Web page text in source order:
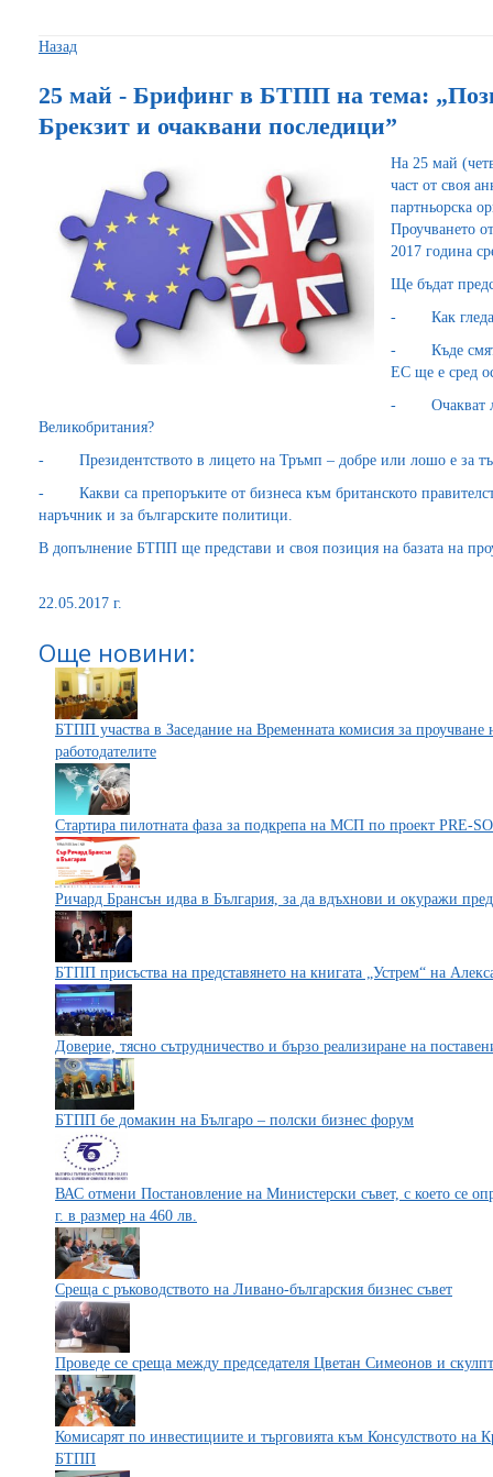
Назад
25 май - Брифинг в БТПП на тема:
Брекзит и очаквани последици”
На 25 май
част от своя
партньорска
Проучването
2017 година
Ще бъдат
- Как гледат
- Къде смятат
ЕС ще е сред
- Очакват ли
Великобритания?
- Президентството в лицето на Тръмп – добре или лошо е за
- Какви са препоръките от бизнеса към британското
наръчник и за българските политици.
В допълнение БТПП ще представи и своя позиция на базата на
22.05.2017 г.
Още новини:
БТПП участва в Заседание на Временната комисия за проучване
работодателите
Стартира пилотната фаза за подкрепа на МСП по проект PRE-
Ричард Брансън идва в България, за да вдъхнови и окуражи
БТПП присъства на представянето на книгата „Устрем“ на
Доверие, тясно сътрудничество и бързо реализиране на
БТПП бе домакин на Българо – полски бизнес форум
ВАС отмени Постановление на Министерски съвет, с което се
г. в размер на 460 лв.
Среща с ръководството на Ливано-българския бизнес съвет
Проведе се среща между председателя Цветан Симеонов и
Комисарят по инвестициите и търговията към Консулството на
БТПП